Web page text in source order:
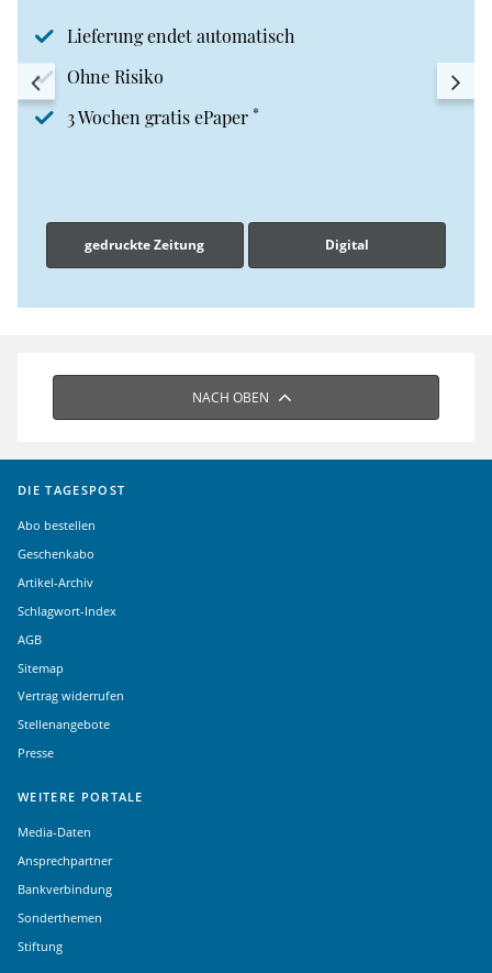
Lieferung endet automatisch
Ohne Risiko
3 Wochen gratis ePaper *
gedruckte Zeitung Digital
NACH OBEN
DIE TAGESPOST
Abo bestellen
Geschenkabo
Artikel-Archiv
Schlagwort-Index
AGB
Sitemap
Vertrag widerrufen
Stellenangebote
Presse
WEITERE PORTALE
Media-Daten
Ansprechpartner
Bankverbindung
Sonderthemen
Stiftung